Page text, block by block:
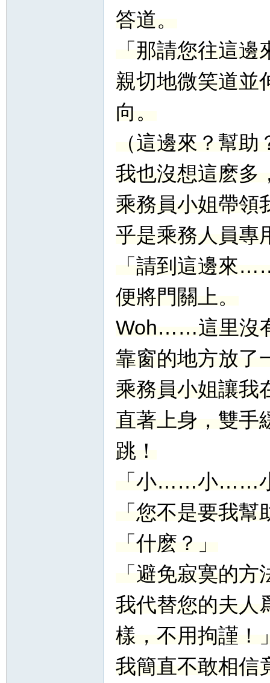
答道。
「那請您往這
親切地微笑道並
向。
（這邊來？幫
我也沒想這麽多
乘務員小姐帶領
乎是乘務人員專
「請到這邊來
便將門關上。
Woh……這里沒
靠窗的地方放了
乘務員小姐讓我
直著上身，雙手
跳！
「小……小……
「您不是要我
「什麽？」
「避免寂寞的
我代替您的夫人
樣，不用拘謹！
我簡直不敢相信